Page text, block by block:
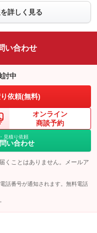
フロントカメラ
：装備あり
：装備あり
ルーフレール
：装備あり
：装備あり
詳しく見る
い合わせ
討中
依頼(無料)
オンライン
商談予約
見積り依頼
い合わせ
くことはありません。メールア
話番号が通知されます。無料電話